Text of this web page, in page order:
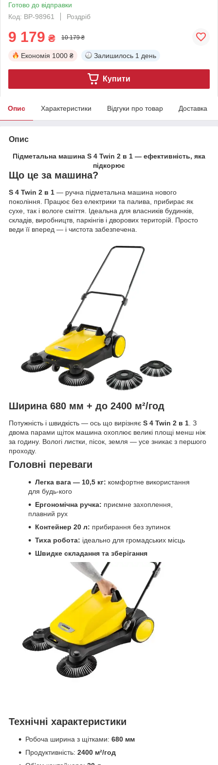
Готово до відправки
Код: BP-98961
Роздріб
9 179 ₴ 10 179 ₴
Економія 1000 ₴ Залишилось 1 день
Купити
Опис Характеристики Відгуки про товар Доставка
Опис
Підметальна машина S 4 Twin 2 в 1 — ефективність, яка
підкорює
Що це за машина?
S 4 Twin 2 в 1 — ручна підметальна машина нового
покоління. Працює без електрики та палива, прибирає як
сухе, так і вологе сміття. Ідеальна для власників будинків,
складів, виробництв, паркінгів і дворових територій. Просто
веди її вперед — і чистота забезпечена.
Ширина 680 мм + до 2400 м²/год
Потужність і швидкість — ось що вирізняє S 4 Twin 2 в 1. З
двома парами щіток машина охоплює великі площі менш ніж
за годину. Вологі листки, пісок, земля — усе зникає з першого
проходу.
Головні переваги
Легка вага — 10,5 кг: комфортне використання
для будь-кого
Ергономічна ручка: приємне захоплення,
плавний рух
Контейнер 20 л: прибирання без зупинок
Тиха робота: ідеально для громадських місць
Швидке складання та зберігання
Технічні характеристики
Робоча ширина з щітками: 680 мм
Продуктивність: 2400 м²/год